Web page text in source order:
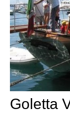
Goletta